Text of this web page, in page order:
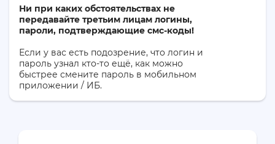
Ни при каких обстоятельствах не
передавайте третьим лицам логины,
пароли, подтверждающие смс-коды!
Если у вас есть подозрение, что логин и
пароль узнал кто-то ещё, как можно
быстрее смените пароль в мобильном
приложении / ИБ.